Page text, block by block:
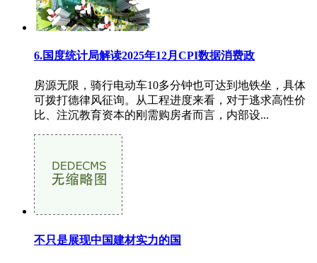
6.国度统计局解读2025年12月CPI数据消费政
房源无限，骑行电动车10多分钟也可达到地铁坐，具体
可拨打德律风征询。从工程进度来看，对于逃求高性价
比、注沉教育资本的刚需购房者而言，内部设...
不只是展现中国建材实力的国